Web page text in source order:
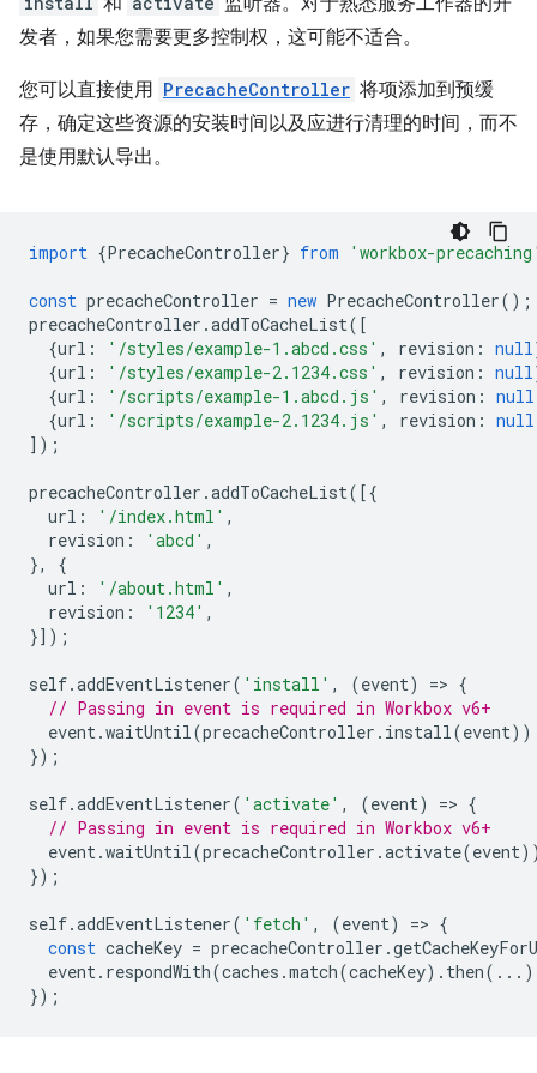
发者，如果您需要更多控制权，这可能不适合。
您可以直接使用 PrecacheController 将项添加到预缓
存，确定这些资源的安装时间以及应进行清理的时间，而不
是使用默认导出。
import {PrecacheController} from 'workbox-
const precacheController = new PrecacheController();
precacheController .addToCacheList([
{url : '/styles/example-1.abcd.css' , revision : null
{url : '/styles/example-2.1234.css' , revision : null
{url : '/scripts/example-1.abcd.js' , revision : null
{url : '/scripts/example-2.1234.js' , revision : null
]);
precacheController .addToCacheList([{
url : '/index.html' ,
revision : 'abcd' ,
},
{
url : '/about.html' ,
revision : '1234' ,
}]);
self.addEventListener( 'install' , (event) => {
// Passing in event is required in Workbox v6+
event.waitUntil(precacheController . install(event
});
self.addEventListener( 'activate' , (event) => {
// Passing in event is required in Workbox v6+
event.waitUntil(precacheController .activate(event
});
self.addEventListener( 'fetch' , (event) => {
const cacheKey = precacheController .
event. respondWith(caches .match(cacheKey). then
});